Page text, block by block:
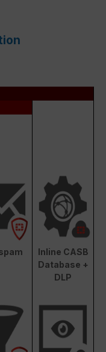
Inline CASB
Database +
DLP